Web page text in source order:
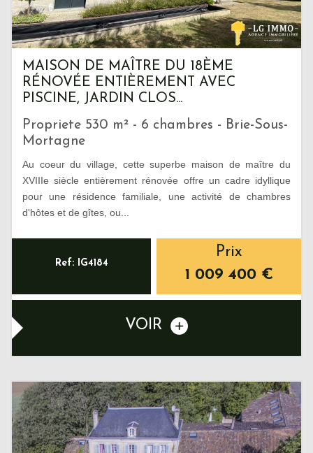
MAISON DE MAÎTRE DU 18ÈME
RÉNOVÉE ENTIÈREMENT AVEC
PISCINE, JARDIN CLOS...
Propriete 530 m² - 6 chambres - Brie-Sous-
Mortagne
Au coeur du village, cette superbe maison de maître du
XVIIIe siècle entièrement rénovée offre un cadre idyllique
pour une résidence familiale, une activité de chambres
d'hôtes et de gîtes, ou...
Ref: IG4184
Prix
1 009 400 €
VOIR